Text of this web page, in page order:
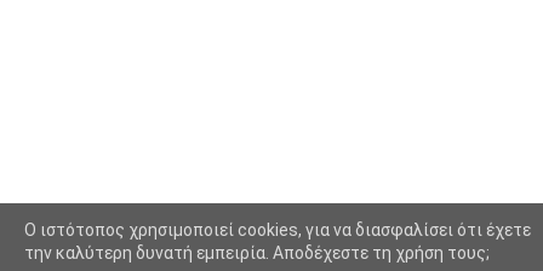
Περιφέρεια (7876)
O ιστότοπος χρησιμοποιεί cookies, για να διασφαλίσει ότι έχετε
την καλύτερη δυνατή εμπειρία. Αποδέχεστε τη χρήση τους;